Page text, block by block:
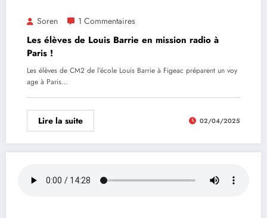
Soren 1 Commentaires
Les élèves de Louis Barrie en mission radio à
Paris !
Les élèves de CM2 de l’école Louis Barrie à Figeac préparent un voy
age à Paris…
Lire la suite 02/04/2025